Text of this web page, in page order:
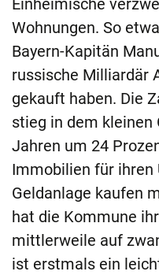
Einheimische
Wohnungen. So
Bayern-Kapitän
russische Milliardär
gekauft haben. Die
stieg in dem kleinen
Jahren um 24
Immobilien für ihren
Geldanlage kaufen
hat die Kommune
mittlerweile auf
ist erstmals ein